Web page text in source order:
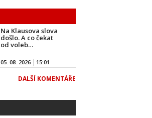
Na Klausova slova
došlo. A co čekat
od voleb…
05. 08. 2026 15:01
DALŠÍ KOMENTÁŘE